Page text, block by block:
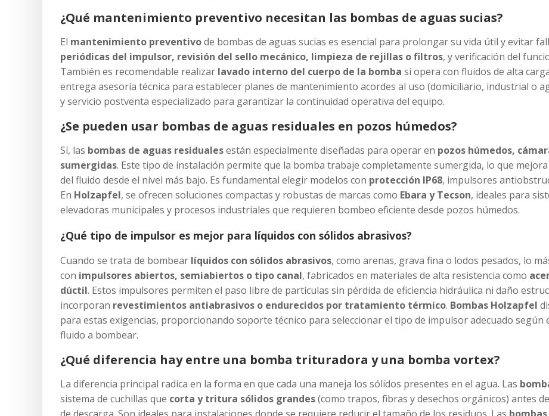
¿Qué mantenimiento preventivo necesitan las bombas de aguas sucias?
El mantenimiento preventivode bombas de aguas sucias es esencial para prolongar su vida útil y evitar
periódicas del impulsor, revisión del sello mecánico, limpieza de rejillas o filtros, y verificación del
También es recomendable realizar lavado interno del cuerpo de la bomba si opera con fluidos de alta
entrega asesoría técnica para establecer planes de mantenimiento acordes al uso (domiciliario, industrial o
y servicio postventa especializado para garantizar la continuidad operativa del equipo.
¿Se pueden usar bombas de aguas residuales en pozos húmedos?
Sí, las bombas de aguas residualesestán especialmente diseñadas para operar en pozos húmedos,
sumergidas. Este tipo de instalación permite que la bomba trabaje completamente sumergida, lo que
del fluido desde el nivel más bajo. Es fundamental elegir modelos con protección IP68, impulsores
En Holzapfel, se ofrecen soluciones compactas y robustas de marcas como Ebara y Tecson, ideales para
elevadoras municipales y procesos industriales que requieren bombeo eficiente desde pozos húmedos.
¿Qué tipo de impulsor es mejor para líquidos con sólidos abrasivos?
Cuando se trata de bombear líquidos con sólidos abrasivos, como arenas, grava fina o lodos pesados, lo
con impulsores abiertos, semiabiertos o tipo canal, fabricados en materiales de alta resistencia como
dúctil. Estos impulsores permiten el paso libre de partículas sin pérdida de eficiencia hidráulica ni daño
incorporan revestimientos antiabrasivos o endurecidos por tratamiento térmico. Bombas Holzapfel
para estas exigencias, proporcionando soporte técnico para seleccionar el tipo de impulsor adecuado
fluido a bombear.
¿Qué diferencia hay entre una bomba trituradora y una bomba vortex?
La diferencia principal radica en la forma en que cada una maneja los sólidos presentes en el agua. Las
sistema de cuchillas que corta y tritura sólidos grandes(como trapos, fibras y desechos orgánicos) antes